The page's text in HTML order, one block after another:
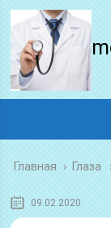
Главная › Глаза
09.02.2020